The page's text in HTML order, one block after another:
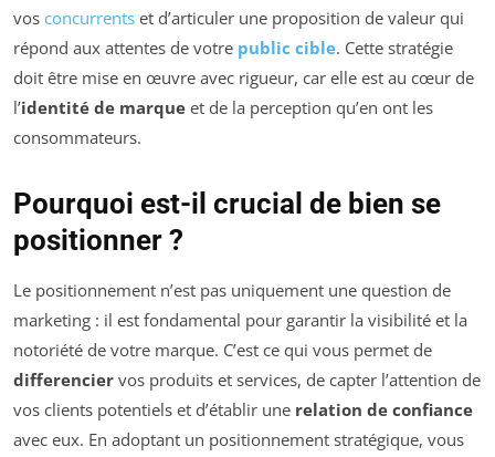
vos concurrents et d’articuler une proposition de valeur qui
répond aux attentes de votre public cible. Cette stratégie
doit être mise en œuvre avec rigueur, car elle est au cœur de
l’identité de marque et de la perception qu’en ont les
consommateurs.
Pourquoi est-il crucial de bien se
positionner ?
Le positionnement n’est pas uniquement une question de
marketing : il est fondamental pour garantir la visibilité et la
notoriété de votre marque. C’est ce qui vous permet de
differencier vos produits et services, de capter l’attention de
vos clients potentiels et d’établir une relation de confiance
avec eux. En adoptant un positionnement stratégique, vous